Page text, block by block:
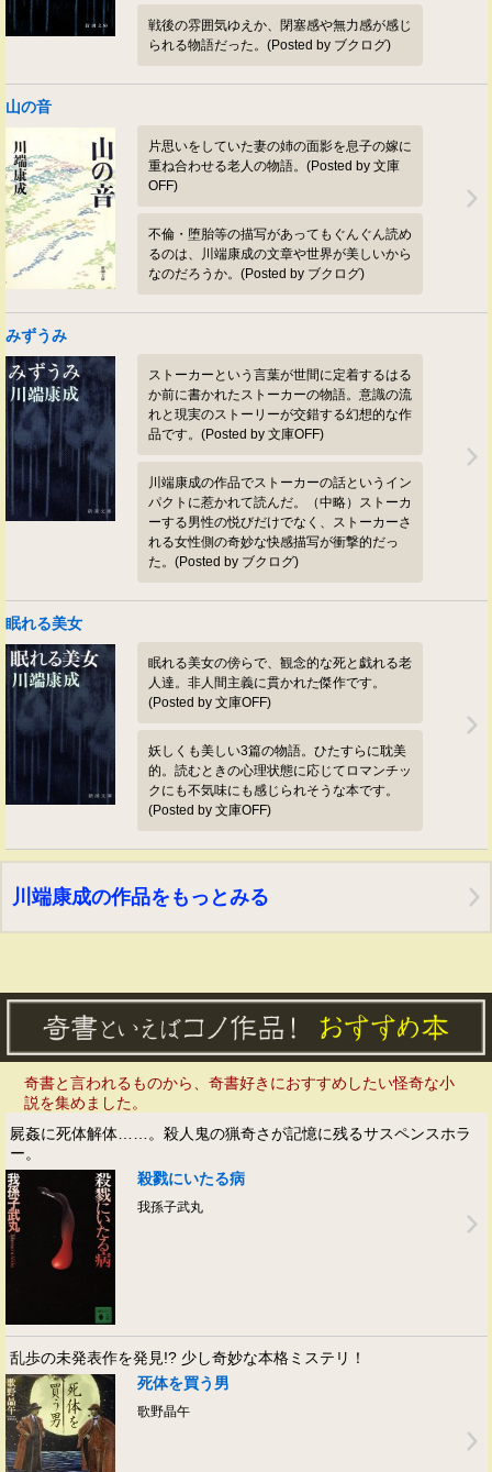
戦後の雰囲気ゆえか、閉塞感や無力感が感じ
られる物語だった。(Posted by ブクログ)
山の音
片思いをしていた妻の姉の面影を息子の嫁に
重ね合わせる老人の物語。(Posted by 文庫
OFF)
不倫・堕胎等の描写があってもぐんぐん読め
るのは、川端康成の文章や世界が美しいから
なのだろうか。(Posted by ブクログ)
みずうみ
ストーカーという言葉が世間に定着するはる
か前に書かれたストーカーの物語。意識の流
れと現実のストーリーが交錯する幻想的な作
品です。(Posted by 文庫OFF)
川端康成の作品でストーカーの話というイン
パクトに惹かれて読んだ。（中略）ストーカ
ーする男性の悦びだけでなく、ストーカーさ
れる女性側の奇妙な快感描写が衝撃的だっ
た。(Posted by ブクログ)
眠れる美女
眠れる美女の傍らで、観念的な死と戯れる老
人達。非人間主義に貫かれた傑作です。
(Posted by 文庫OFF)
妖しくも美しい3篇の物語。ひたすらに耽美
的。読むときの心理状態に応じてロマンチッ
クにも不気味にも感じられそうな本です。
(Posted by 文庫OFF)
川端康成の作品をもっとみる
奇書と言われるものから、奇書好きにおすすめしたい怪奇な小
説を集めました。
屍姦に死体解体……。殺人鬼の猟奇さが記憶に残るサスペンスホラ
ー。
殺戮にいたる病
我孫子武丸
乱歩の未発表作を発見!? 少し奇妙な本格ミステリ！
死体を買う男
歌野晶午